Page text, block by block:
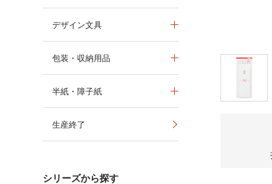
デザイン文具
包装・収納用品
半紙・障子紙
生産終了
シリーズから探す